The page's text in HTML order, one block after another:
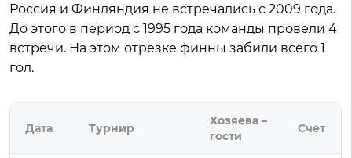
Россия и Финляндия не встречались с 2009 года.
До этого в период с 1995 года команды провели 4
встречи. На этом отрезке финны забили всего 1
гол.
Дата Турнир
Хозяева –
гости
Счет